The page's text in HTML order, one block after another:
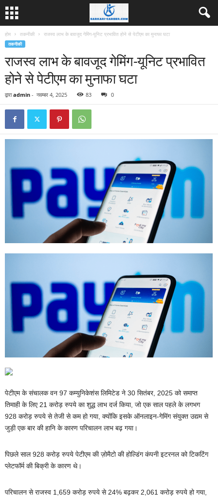
होम तकनीकी राजस्व लाभ के बावजूद गेमिंग-यूनिट प्रभावित होने से पेटीएम का मुनाफा घटा
तकनीकी
राजस्व लाभ के बावजूद गेमिंग-यूनिट प्रभावित
होने से पेटीएम का मुनाफा घटा
द्वारा admin - नवम्बर 4, 2025 83 0
पेटीएम के संचालक वन 97 कम्युनिकेशंस लिमिटेड ने 30 सितंबर, 2025 को समाप्त
तिमाही के लिए 21 करोड़ रुपये का शुद्ध लाभ दर्ज किया, जो एक साल पहले के लगभग
928 करोड़ रुपये से तेजी से कम हो गया, क्योंकि इसके ऑनलाइन-गेमिंग संयुक्त उद्यम से
जुड़ी एक बार की हानि के कारण परिचालन लाभ बढ़ गया।
पिछले साल 928 करोड़ रुपये पेटीएम की ज़ोमैटो की होल्डिंग कंपनी इटरनल को टिकटिंग
प्लेटफॉर्म की बिक्री के कारण थे।
परिचालन से राजस्व 1,659 करोड़ रुपये से 24% बढ़कर 2,061 करोड़ रुपये हो गया,